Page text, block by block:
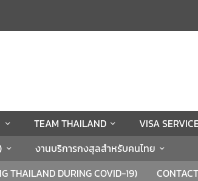
TEAM THAILAND
VISA
งานบริการกงสุลสำหรับคนไทย
THAILAND DURING COVID-19)